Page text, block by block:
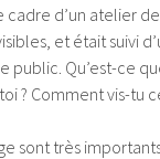
cadre d’un atelier
et était suivi
public. Qu’est-ce
? Comment vis-tu
sont très